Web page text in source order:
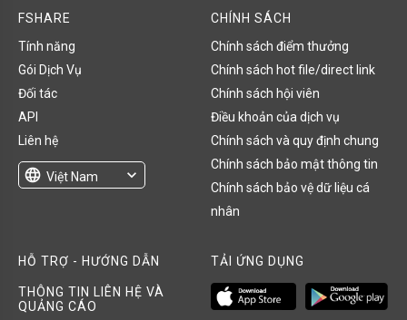
FSHARE
Tính năng
Gói Dịch Vụ
Đối tác
API
Liên hệ
language Việt Nam
expand_more
CHÍNH SÁCH
Chính sách điểm thưởng
Chính sách hot file/direct link
Chính sách hội viên
Điều khoản của dịch vụ
Chính sách và quy định chung
Chính sách bảo mật thông tin
Chính sách bảo vệ dữ liệu cá
nhân
HỖ TRỢ - HƯỚNG DẪN
THÔNG TIN LIÊN HỆ VÀ
QUẢNG CÁO
TẢI ỨNG DỤNG